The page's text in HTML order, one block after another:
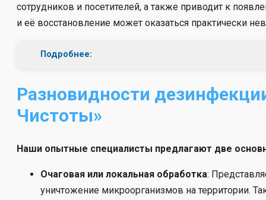
сотрудников и посетителей, а также приводит к
и её восстановление может оказаться практически
Подробнее:
Разновидности
Чистоты»
Наши опытные специалисты предлагают две
Очаговая или локальная обработка:
уничтожение микроорганизмов на территории.